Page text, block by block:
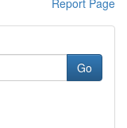
Report Page
Go